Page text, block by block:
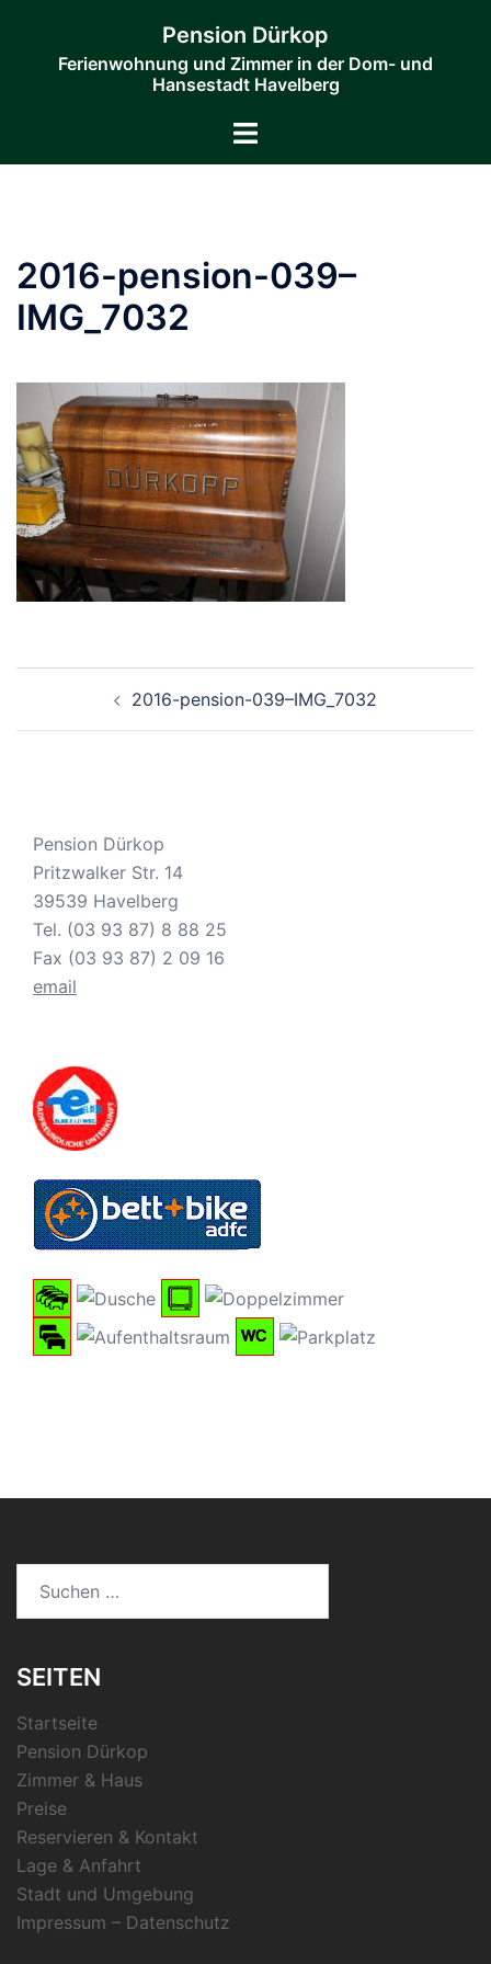
springen
Pension Dürkop
Ferienwohnung und Zimmer in der Dom- und
Hansestadt Havelberg
Menü
2016-pension-039–
IMG_7032
2016-pension-039–IMG_7032
Pension Dürkop
Pritzwalker Str. 14
39539 Havelberg
Tel. (03 93 87) 8 88 25
Fax (03 93 87) 2 09 16
email
SEITEN
Startseite
Pension Dürkop
Zimmer & Haus
Preise
Reservieren & Kontakt
Lage & Anfahrt
Stadt und Umgebung
Impressum – Datenschutz